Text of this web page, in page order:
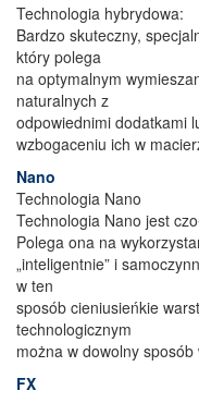
Technologia hybrydowa:
Bardzo skuteczny,
który polega
na optymalnym
naturalnych z
odpowiednimi dodatkami
wzbogaceniu ich w
Nano
Technologia Nano
Technologia Nano jest
Polega ona na
„inteligentnie” i
w ten
sposób cieniusieńkie
technologicznym
można w dowolny
FX